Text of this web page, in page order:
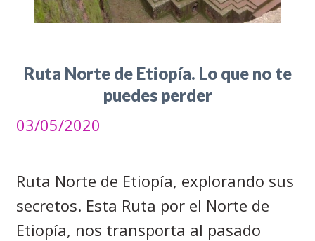
Ruta Norte de Etiopía. Lo que no te
puedes perder
03/05/2020
Ruta Norte de Etiopía, explorando sus
secretos. Esta Ruta por el Norte de
Etiopía, nos transporta al pasado